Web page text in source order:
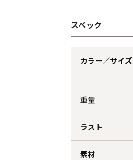
スペック
カラー／サイズ
重量
ラスト
素材